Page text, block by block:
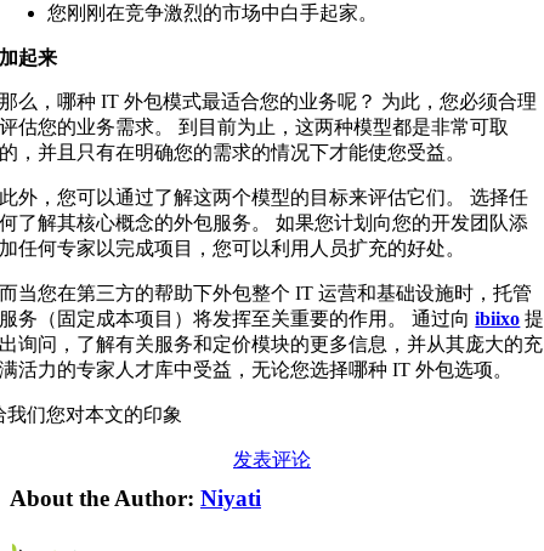
您刚刚在竞争激烈的市场中白手起家。
加起来
那么，哪种 IT 外包模式最适合您的业务呢？ 为此，您必须合理
评估您的业务需求。 到目前为止，这两种模型都是非常可取
的，并且只有在明确您的需求的情况下才能使您受益。
此外，您可以通过了解这两个模型的目标来评估它们。 选择任
何了解其核心概念的外包服务。 如果您计划向您的开发团队添
加任何专家以完成项目，您可以利用人员扩充的好处。
而当您在第三方的帮助下外包整个 IT 运营和基础设施时，托管
服务（固定成本项目）将发挥至关重要的作用。 通过向ibiixo 提
出询问，了解有关服务和定价模块的更多信息，并从其庞大的充
满活力的专家人才库中受益，无论您选择哪种 IT 外包选项。
我们您对本文的印象
发表评论
About the Author: Niyati